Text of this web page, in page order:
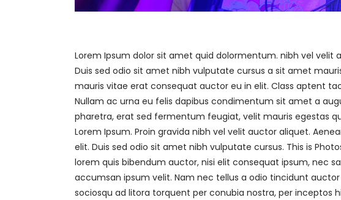
Lorem Ipsum dolor sit amet quid dolormentum. nibh vel
Duis sed odio sit amet nibh vulputate cursus a sit amet
mauris vitae erat consequat auctor eu in elit. Class aptent
Nullam ac urna eu felis dapibus condimentum sit amet a
pharetra, erat sed fermentum feugiat, velit mauris egestas
Lorem Ipsum. Proin gravida nibh vel velit auctor aliquet.
elit. Duis sed odio sit amet nibh vulputate cursus. This is
lorem quis bibendum auctor, nisi elit consequat ipsum, nec
accumsan ipsum velit. Nam nec tellus a odio tincidunt
sociosqu ad litora torquent per conubia nostra, per inceptos